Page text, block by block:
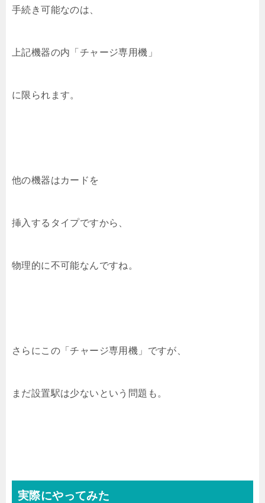
手続き可能なのは、
上記機器の内「チャージ専用機」
に限られます。
他の機器はカードを
挿入するタイプですから、
物理的に不可能なんですね。
さらにこの「チャージ専用機」ですが、
まだ設置駅は少ないという問題も。
実際にやってみた